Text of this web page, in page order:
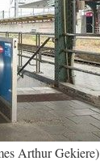
Arthur Gekiere)